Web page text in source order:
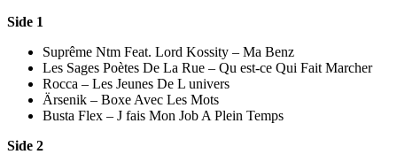
Side 1
Suprême Ntm Feat. Lord Kossity – Ma Benz
Les Sages Poètes De La Rue – Qu est-ce Qui Fait Marcher
Rocca – Les Jeunes De L univers
Ärsenik – Boxe Avec Les Mots
Busta Flex – J fais Mon Job A Plein Temps
Side 2